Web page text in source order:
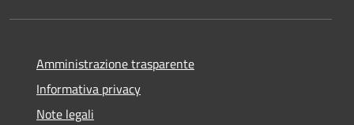
Amministrazione trasparente
Informativa privacy
Note legali